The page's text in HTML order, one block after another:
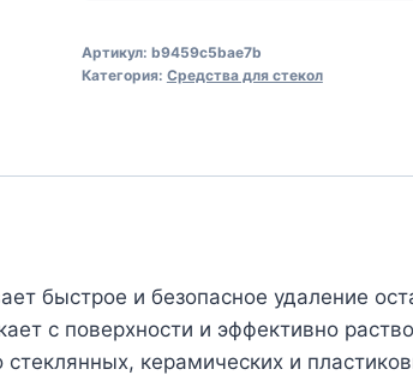
Артикул: b9459c5bae7b
Категория: Средства для стекол
быстрое и безопасное удаление
с поверхности и эффективно
керамических и